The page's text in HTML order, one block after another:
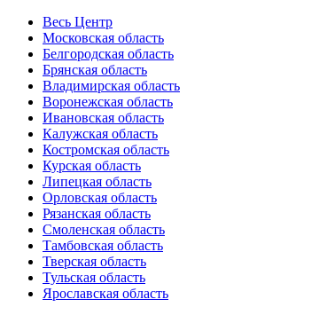
Весь Центр
Московская область
Белгородская область
Брянская область
Владимирская область
Воронежская область
Ивановская область
Калужская область
Костромская область
Курская область
Липецкая область
Орловская область
Рязанская область
Смоленская область
Тамбовская область
Тверская область
Тульская область
Ярославская область